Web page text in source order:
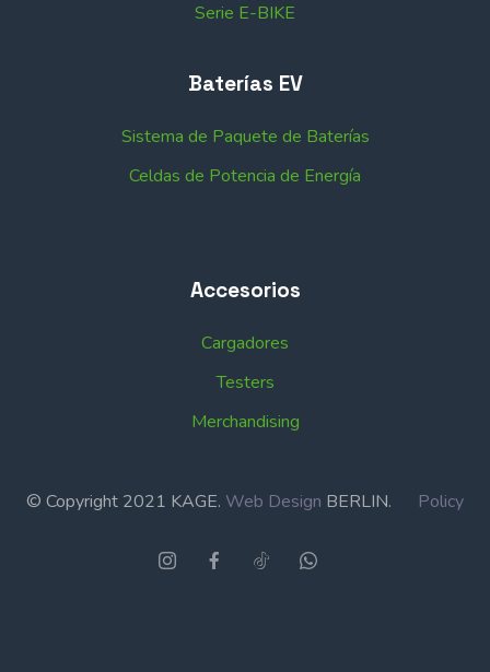
Serie E-BIKE
Baterías EV
Sistema de Paquete de Baterías
Celdas de Potencia de Energía
Accesorios
Cargadores
Testers
Merchandising
© Copyright 2021 KAGE. Web Design BERLIN. Policy